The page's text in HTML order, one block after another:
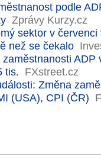
podle
Zprávy Kurzy.cz
sektor v
než se čekalo
tis. FXstreet.cz
Změna
(USA), CPI (ČR)